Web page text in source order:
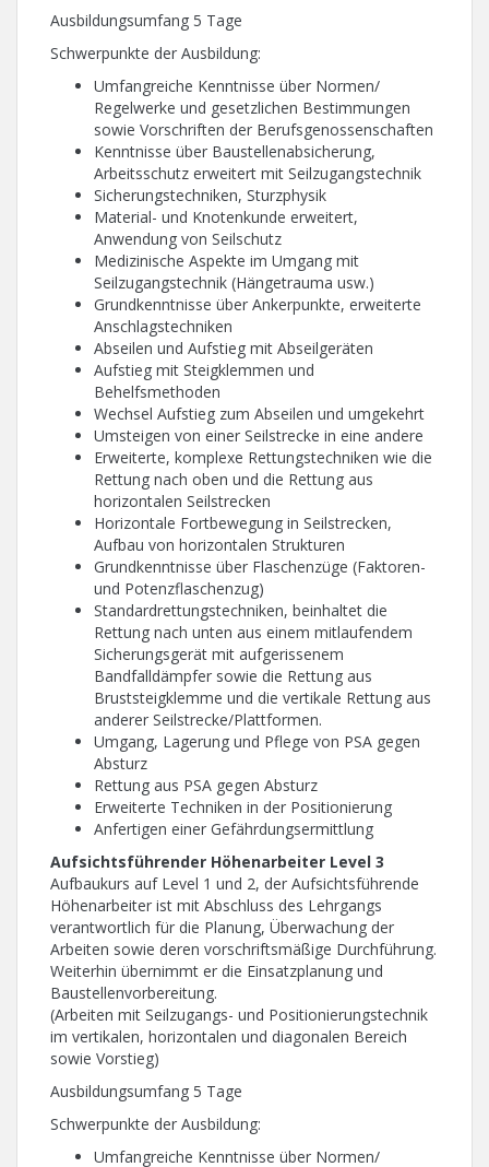
Ausbildungsumfang 5 Tage
Schwerpunkte der Ausbildung:
Umfangreiche Kenntnisse über Normen/
Regelwerke und gesetzlichen Bestimmungen
sowie Vorschriften der Berufsgenossenschaften
Kenntnisse über Baustellenabsicherung,
Arbeitsschutz erweitert mit Seilzugangstechnik
Sicherungstechniken, Sturzphysik
Material- und Knotenkunde erweitert,
Anwendung von Seilschutz
Medizinische Aspekte im Umgang mit
Seilzugangstechnik (Hängetrauma usw.)
Grundkenntnisse über Ankerpunkte, erweiterte
Anschlagstechniken
Abseilen und Aufstieg mit Abseilgeräten
Aufstieg mit Steigklemmen und
Behelfsmethoden
Wechsel Aufstieg zum Abseilen und umgekehrt
Umsteigen von einer Seilstrecke in eine andere
Erweiterte, komplexe Rettungstechniken wie die
Rettung nach oben und die Rettung aus
horizontalen Seilstrecken
Horizontale Fortbewegung in Seilstrecken,
Aufbau von horizontalen Strukturen
Grundkenntnisse über Flaschenzüge (Faktoren-
und Potenzflaschenzug)
Standardrettungstechniken, beinhaltet die
Rettung nach unten aus einem mitlaufendem
Sicherungsgerät mit aufgerissenem
Bandfalldämpfer sowie die Rettung aus
Bruststeigklemme und die vertikale Rettung aus
anderer Seilstrecke/Plattformen.
Umgang, Lagerung und Pflege von PSA gegen
Absturz
Rettung aus PSA gegen Absturz
Erweiterte Techniken in der Positionierung
Anfertigen einer Gefährdungsermittlung
Aufsichtsführender Höhenarbeiter Level 3
Aufbaukurs auf Level 1 und 2, der Aufsichtsführende
Höhenarbeiter ist mit Abschluss des Lehrgangs
verantwortlich für die Planung, Überwachung der
Arbeiten sowie deren vorschriftsmäßige Durchführung.
Weiterhin übernimmt er die Einsatzplanung und
Baustellenvorbereitung.
(Arbeiten mit Seilzugangs- und Positionierungstechnik
im vertikalen, horizontalen und diagonalen Bereich
sowie Vorstieg)
Ausbildungsumfang 5 Tage
Schwerpunkte der Ausbildung:
Umfangreiche Kenntnisse über Normen/